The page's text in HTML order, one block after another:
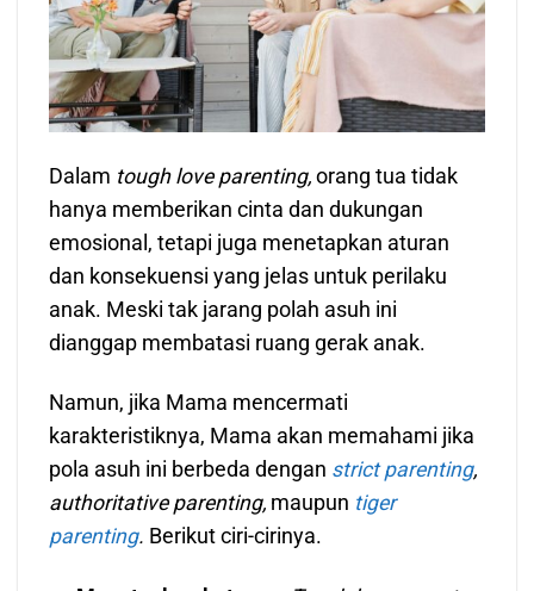
Dalam tough love parenting,orang tua tidak
hanya memberikan cinta dan dukungan
emosional, tetapi juga menetapkan aturan
dan konsekuensi yang jelas untuk perilaku
anak. Meski tak jarang polah asuh ini
dianggap membatasi ruang gerak anak.
Namun, jika Mama mencermati
karakteristiknya, Mama akan memahami jika
pola asuh ini berbeda dengan strict parenting,
authoritative parenting, maupun tiger
parenting. Berikut ciri-cirinya.